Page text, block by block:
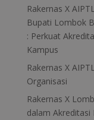
Rakernas X
Bupati Lombok
: Perkuat
Kampus
Rakernas X
Organisasi
Rakernas X
dalam Akreditasi